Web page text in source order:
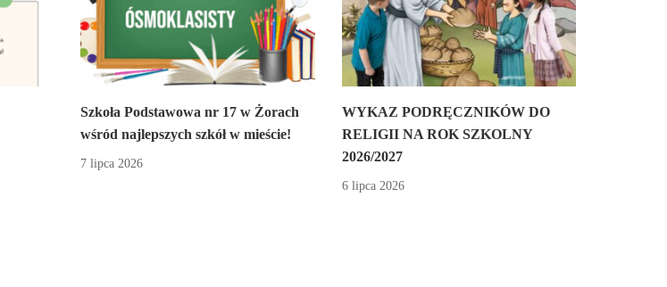
Szkoła Podstawowa nr 17 w Żorach
wśród najlepszych szkół w mieście!
7 lipca 2026
WYKAZ PODRĘCZNIKÓW DO
RELIGII NA ROK SZKOLNY
2026/2027
6 lipca 2026